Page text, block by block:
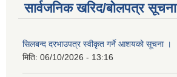
सार्वजनिक खरिद/बोलपत्र सूचना
सिलबन्द दरभाउपत्र स्वीकृत गर्ने आशयको सूचना ।
मिति: 06/10/2026 - 13:16